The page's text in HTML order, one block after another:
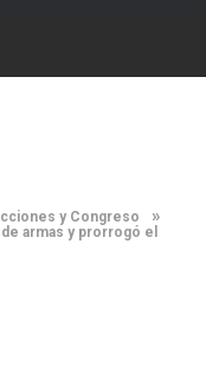
y Congreso »
armas y prorrogó el